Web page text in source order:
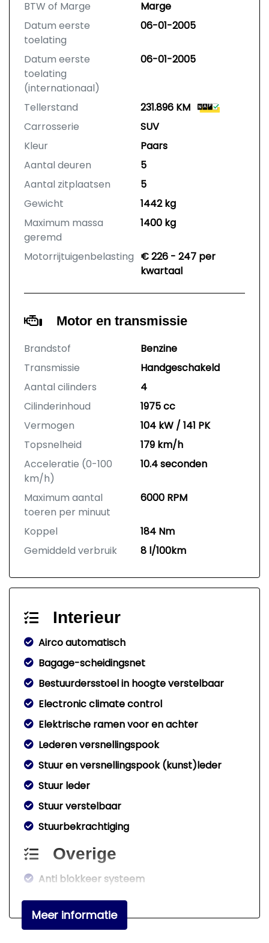
BTW of Marge
Marge
Datum eerste
toelating
06-01-2005
Datum eerste
toelating
(internationaal)
06-01-2005
Tellerstand
231.896 KM
Carrosserie
SUV
Kleur
Paars
Aantal deuren
5
Aantal zitplaatsen
5
Gewicht
1442 kg
Maximum massa
geremd
1400 kg
Motorrijtuigenbelasting € 226 - 247 per
kwartaal
Motor en transmissie
Brandstof
Benzine
Transmissie
Handgeschakeld
Aantal cilinders
4
Cilinderinhoud
1975 cc
Vermogen
104 kW / 141 PK
Topsnelheid
179 km/h
Acceleratie (0-100
km/h)
10.4 seconden
Maximum aantal
toeren per minuut
6000 RPM
Koppel
184 Nm
Gemiddeld verbruik
8 l/100km
Interieur
Airco automatisch
Bagage-scheidingsnet
Bestuurdersstoel in hoogte verstelbaar
Electronic climate control
Elektrische ramen voor en achter
Lederen versnellingspook
Stuur en versnellingspook (kunst)leder
Stuur leder
Stuur verstelbaar
Stuurbekrachtiging
Overige
Anti blokkeer systeem
Bestuurdersairbag
Elektronische remkrachtverdeling
Meer informatie